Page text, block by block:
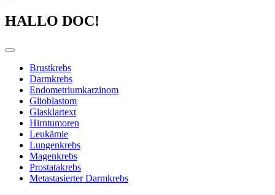
HALLO DOC!
Brustkrebs
Darmkrebs
Endometriumkarzinom
Glioblastom
Glasklartext
Hirntumoren
Leukämie
Lungenkrebs
Magenkrebs
Prostatakrebs
Metastasierter Darmkrebs